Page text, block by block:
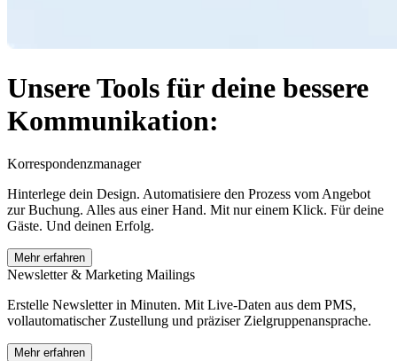
Unsere Tools für deine bessere
Kommunikation:
Korrespondenzmanager
Hinterlege dein Design. Automatisiere den Prozess vom Angebot
zur Buchung. Alles aus einer Hand. Mit nur einem Klick. Für deine
Gäste. Und deinen Erfolg.
Mehr erfahren
Newsletter & Marketing Mailings
Erstelle Newsletter in Minuten. Mit Live-Daten aus dem PMS,
vollautomatischer Zustellung und präziser Zielgruppenansprache.
Mehr erfahren